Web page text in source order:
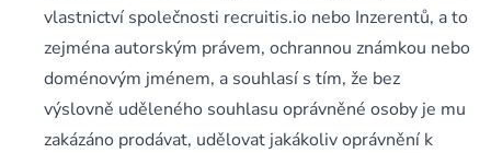
vlastnictví společnosti recruitis.io nebo Inzerentů, a to
zejména autorským právem, ochrannou známkou nebo
doménovým jménem, a souhlasí s tím, že bez
výslovně uděleného souhlasu oprávněné osoby je mu
zakázáno prodávat, udělovat jakákoliv oprávnění k